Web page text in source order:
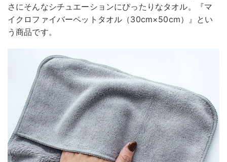
さにそんなシチュエーションにぴったりなタオル。『マ
イクロファイバーペットタオル（30cm×50cm）』とい
う商品です。